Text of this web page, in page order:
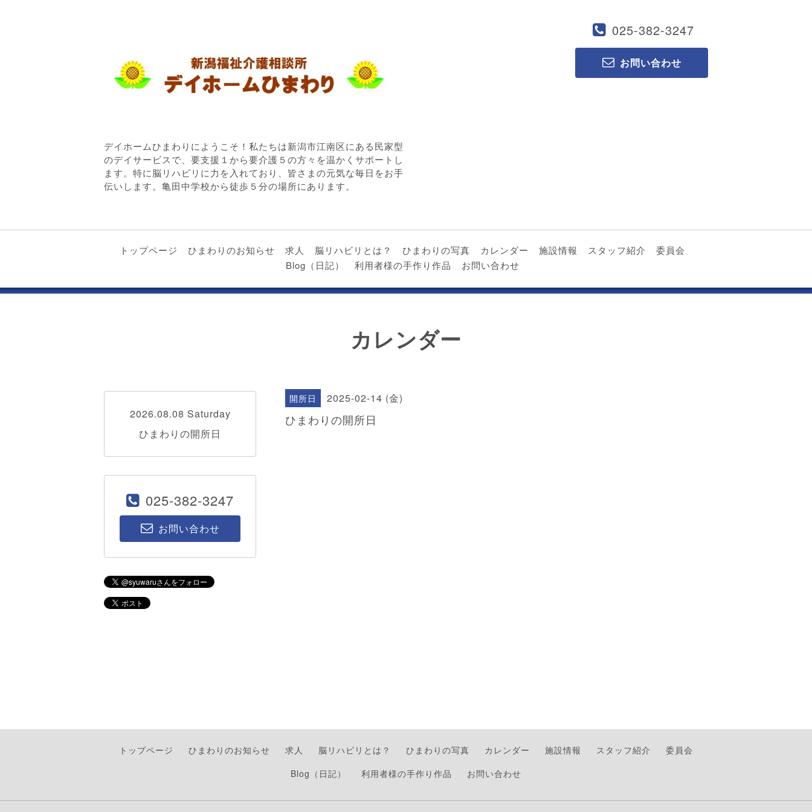
025-382-3247
お問い合わせ
デイホームひまわりにようこそ！私たちは新潟市江南区にある民家型
のデイサービスで、要支援１から要介護５の方々を温かくサポートし
ます。特に脳リハビリに力を入れており、皆さまの元気な毎日をお手
伝いします。亀田中学校から徒歩５分の場所にあります。
トップページ ひまわりのお知らせ 求人 脳リハビリとは？ ひまわりの写真 カレンダー 施設情報 スタッフ紹介
委員会
Blog（日記）
利用者様の手作り作品 お問い合わせ
カレンダー
開所日 2025-02-14 (金)
ひまわりの開所日
2026.08.08 Saturday
ひまわりの開所日
025-382-3247
お問い合わせ
トップページ ひまわりのお知らせ 求人 脳リハビリとは？ ひまわりの写真 カレンダー 施設情報 スタッフ紹介
委員会
Blog（日記）
利用者様の手作り作品 お問い合わせ